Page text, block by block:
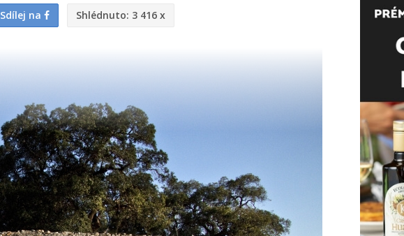
Sdílej na Shlédnuto: 3 416 x